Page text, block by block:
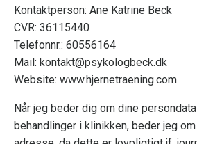
Kontaktperson: Ane Katrine Beck
CVR: 36115440
Telefonnr.: 60556164
Mail: kontakt@psykologbeck.dk
Website: www.hjernetraening.com
Når jeg beder dig om dine
behandlinger i klinikken, beder jeg